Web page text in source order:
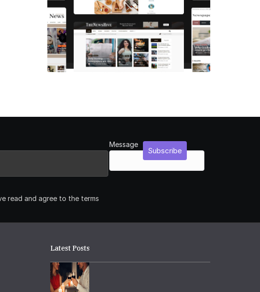
read and agree to the terms
Message
Subscribe
Latest Posts